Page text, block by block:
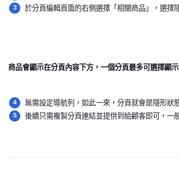
於分頁編輯頁面的右側選擇「相關商品」，選擇
商品會顯示在分頁內容下方，一個分頁最多可選擇顯
無需設定導航列，如此一來，分頁就會是隱形狀
後續只需複製分頁連結並提供到給顧客即可，一